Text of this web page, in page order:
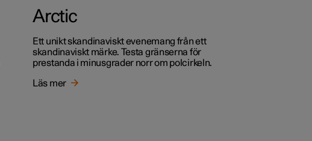
Arctic
Ett unikt skandinaviskt evenemang från ett
skandinaviskt märke. Testa gränserna för
prestanda i minusgrader norr om polcirkeln.
Läs mer